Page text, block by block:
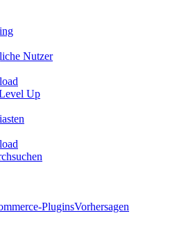
Nutzer
Up
PluginsVorhersagen